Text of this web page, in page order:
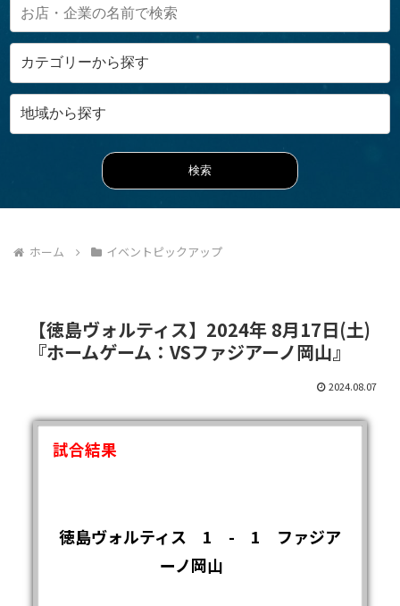
ホーム イベントピックアップ
【徳島ヴォルティス】2024年 8月17日(土)
『ホームゲーム：VSファジアーノ岡山』
2024.08.07
試合結果
徳島ヴォルティス 1 - 1 ファジア
ーノ岡山